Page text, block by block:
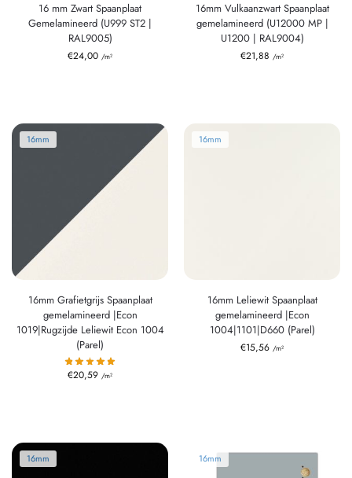
16 mm Zwart Spaanplaat
Gemelamineerd (U999 ST2 |
RAL9005)
€24,00 /m²
16mm Vulkaanzwart Spaanplaat
gemelamineerd (U12000 MP |
U1200 | RAL9004)
€21,88 /m²
16mm
16mm Grafietgrijs Spaanplaat
gemelamineerd |Econ
1019|Rugzijde Leliewit Econ 1004
(Parel)
€20,59 /m²
16mm
16mm Leliewit Spaanplaat
gemelamineerd |Econ
1004|1101|D660 (Parel)
€15,56 /m²
16mm 16mm